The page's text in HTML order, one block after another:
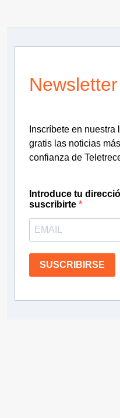
Inscríbete en
gratis las noticias
confianza de
Introduce tu
suscribirte
SUSCRIBIRSE